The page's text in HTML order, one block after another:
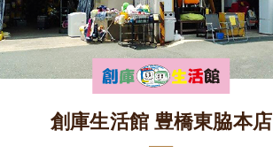
創庫生活館 豊橋東脇本店